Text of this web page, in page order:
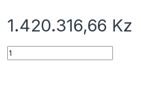
1.420.316,66 Kz
Quantidade